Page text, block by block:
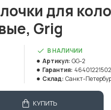
для
Grig
В НАЛИЧИИ
Артикул: GG-2
Гарантия:
Склад: Санкт-
КУПИТЬ